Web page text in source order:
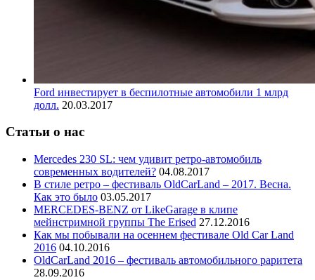
Ford инвестирует в беспилотные автомобили 1 млрд
долл. 20.03.2017
Статьи о нас
Mercedes 230 SL: чем удивит ретро-автомобиль
современных водителей? 04.08.2017
В стиле ретро – фестиваль OldCarLand – 2017. Весна.
Как это было 03.05.2017
MERCEDES-BENZ от LikeGarage в клипе
мейнстримной группы The Erised 27.12.2016
Как мы побывали на осеннем фестивале Old Car Land
2016 04.10.2016
OldCarLand 2016 – фестиваль автомобильного раритета
28.09.2016